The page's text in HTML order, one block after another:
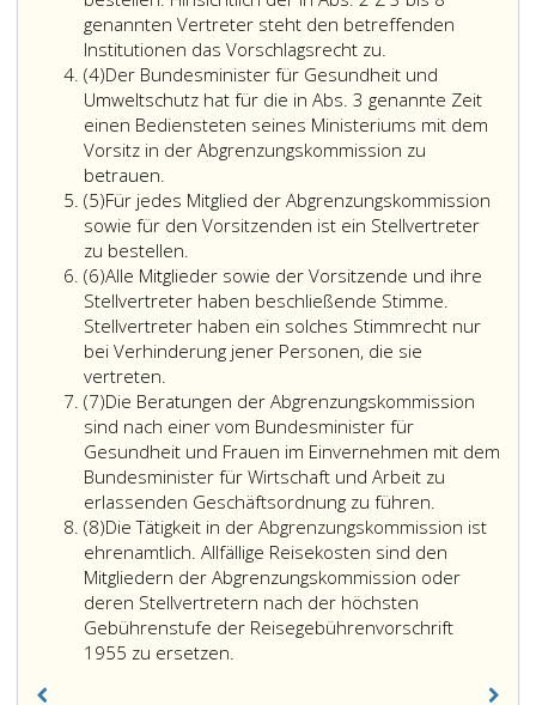
Paragraph
ist
beim
für
und
Umweltschutz
Kommission
einzurichten.
genannten Vertreter steht den betreffenden
Institutionen das Vorschlagsrecht zu.
Mitglieder
der
sind
Bundesminister
für
und
Umweltschutz
für
die
von
fünf
Jahren
zu
bestellen.
Hinsichtlich
der
in
Absatz
2,
(4)Absatz
4
Der Bundesminister für Gesundheit und
Umweltschutz hat für die in Abs. 3 genannte Zeit
einen Bediensteten seines Ministeriums mit dem
Vorsitz in der Abgrenzungskommission zu
betrauen.
Bundesminister
für
Gesundheit
und
Umweltschutz
hat
für
in
Absatz
3,
genannte
Zeit
einen
Bediensteten
seines
Ministeriums
mit
dem
(5)Absatz
5
Für jedes Mitglied der Abgrenzungskommission
sowie für den Vorsitzenden ist ein Stellvertreter
zu bestellen.
(6)Absatz
6
Alle Mitglieder sowie der Vorsitzende und ihre
Stellvertreter haben beschließende Stimme.
Stellvertreter haben ein solches Stimmrecht nur
bei Verhinderung jener Personen, die sie
vertreten.
(7)Absatz
7
Die Beratungen der Abgrenzungskommission
sind nach einer vom Bundesminister für
Gesundheit und Frauen im Einvernehmen mit dem
Bundesminister für Wirtschaft und Arbeit zu
erlassenden Geschäftsordnung zu führen.
(8)Absatz
8
Die Tätigkeit in der Abgrenzungskommission ist
ehrenamtlich. Allfällige Reisekosten sind den
Mitgliedern der Abgrenzungskommission oder
deren Stellvertretern nach der höchsten
Gebührenstufe der Reisegebührenvorschrift
1955 zu ersetzen.